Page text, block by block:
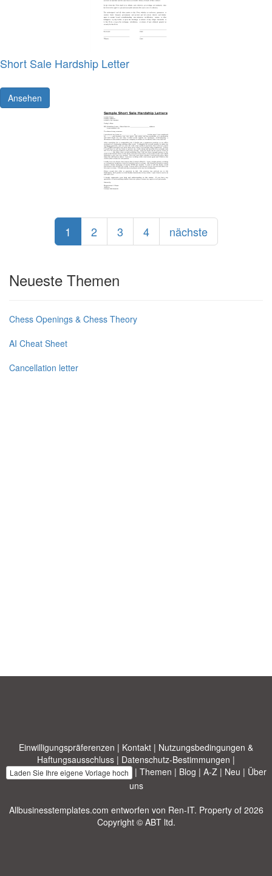
Short Sale Hardship Letter
Ansehen
1 2 3 4 nächste
Neueste Themen
Chess Openings & Chess Theory
AI Cheat Sheet
Cancellation letter
Einwilligungspräferenzen | Kontakt | Nutzungsbedingungen &
Haftungsausschluss | Datenschutz-Bestimmungen |
Laden Sie Ihre eigene Vorlage hoch | Themen | Blog | A-Z | Neu | Über
uns
Allbusinesstemplates.com entworfen von Ren-IT. Property of 2026
Copyright © ABT ltd.